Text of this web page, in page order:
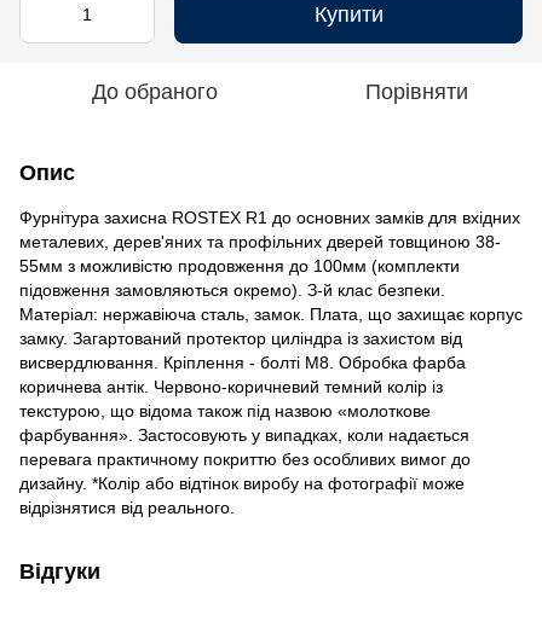
Купити
До обраного Порівняти
Опис
Фурнітура захисна ROSTEX R1 до основних замків для вхідних
металевих, дерев'яних та профільних дверей товщиною 38-
55мм з можливістю продовження до 100мм (комплекти
підовження замовляються окремо). З-й клас безпеки.
Матеріал: нержавіюча сталь, замок. Плата, що захищає корпус
замку. Загартований протектор циліндра із захистом від
висвердлювання. Кріплення - болті М8. Обробка фарба
коричнева антік. Червоно-коричневий темний колір із
текстурою, що відома також під назвою «молоткове
фарбування». Застосовують у випадках, коли надається
перевага практичному покриттю без особливих вимог до
дизайну. *Колір або відтінок виробу на фотографії може
відрізнятися від реального.
Відгуки